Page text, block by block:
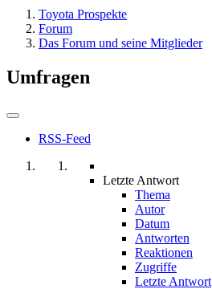
Toyota Prospekte
Forum
Das Forum und seine Mitglieder
Umfragen
RSS-Feed
Letzte Antwort
Thema
Autor
Datum
Antworten
Reaktionen
Zugriffe
Letzte Antwort